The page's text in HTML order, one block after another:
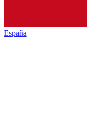
España